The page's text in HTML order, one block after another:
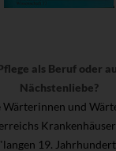
als Beruf oder
Nächstenliebe?
Wärterinnen und
"langen 19.